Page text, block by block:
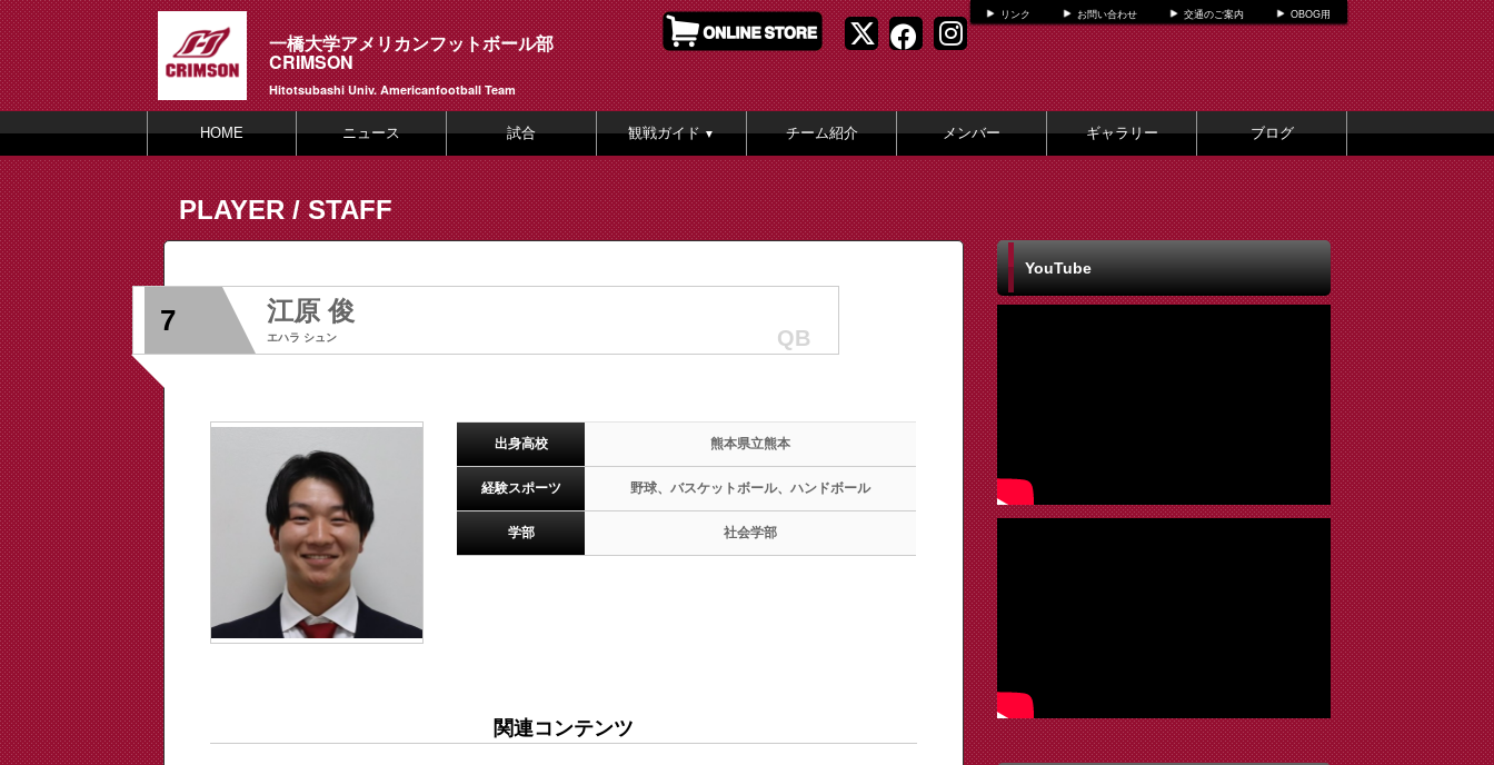
リンク お問い合わせ 交通のご案内 OBOG用
一橋大学アメリカンフットボール部
CRIMSON
Hitotsubashi Univ. Americanfootball Team
HOME ニュース 試合 観戦ガイド▼ チーム紹介 メンバー ギャラリー ブログ
PLAYER / STAFF
7 江原 俊
エハラ シュン QB
出身高校 熊本県立熊本
経験スポーツ 野球、バスケットボール、ハンドボール
学部 社会学部
関連コンテンツ
YouTube